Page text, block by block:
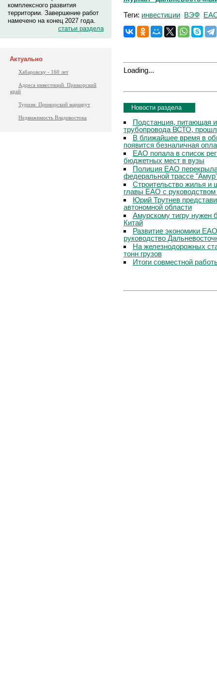
комплексного развития
территории. Завершение работ
намечено на конец 2027 года.
статьи раздела
Актуально
Хабаровску - 160 лет
Адреса инвестиций. Приморский
край
Туризм: Приморский маршрут
Недвижимость Владивостока
Теги: инвестиции ВЭФ
Loading...
Новости раздела
Подстанция, питающая
трубопровода ВСТО,
В ближайшее время в
появится безналичная
ЕАО попала в список
бюджетных мест в вузы
Полиция ЕАО
федеральной трассе
Строительство жилья и
главы ЕАО с
Юрий Трутнев
автономной области
Амурскому тигру нужен
Китай
Развитие экономики
руководство
На железнодорожных
тонн грузов
Итоги совместной